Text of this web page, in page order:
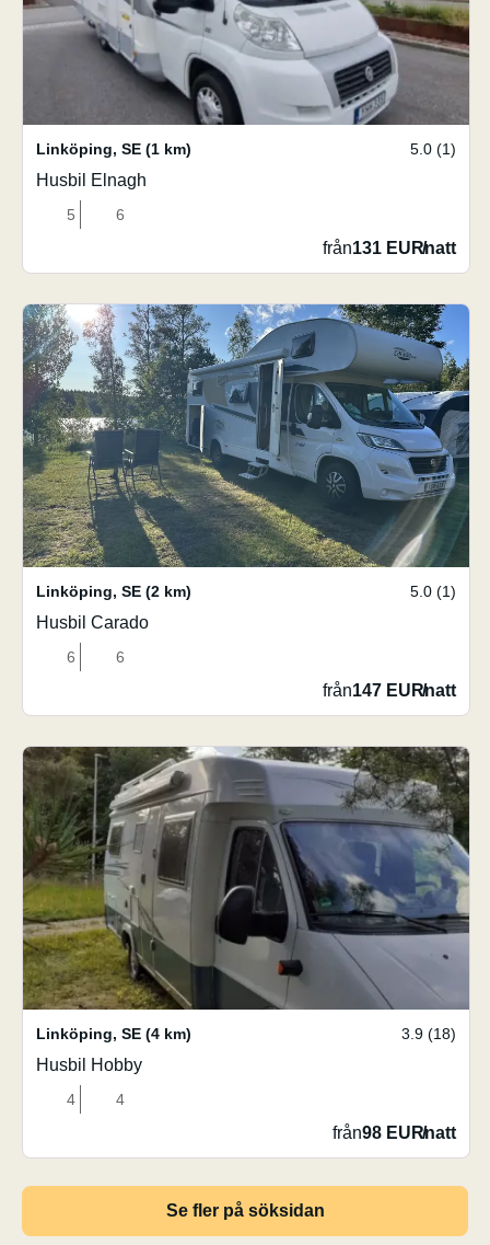
Linköping, SE (1 km) 5.0 (1)
Husbil Elnagh
5 6
från131 EUR/natt
Linköping, SE (2 km) 5.0 (1)
Husbil Carado
6 6
från147 EUR/natt
Linköping, SE (4 km) 3.9 (18)
Husbil Hobby
4 4
från98 EUR/natt
Se fler på söksidan